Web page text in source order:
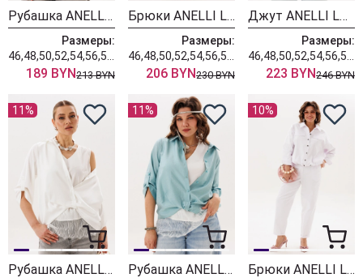
Рубашка ANELLI LAUREL 1663-1 оливка
Размеры:
189 BYN213 BYN
Брюки ANELLI LAUREL 1853 воздушный облачный
Размеры:
206 BYN230 BYN
Джут ANELLI LAUREL 1816 воздушный облачный
Размеры:
223 BYN246 BYN
11%
Рубашка ANELLI LAUREL 1663-2 белая жемчужина
11%
Рубашка ANELLI LAUREL 1663-1 бирюза
10%
Брюки ANELLI LAUREL 1853 четкий белый